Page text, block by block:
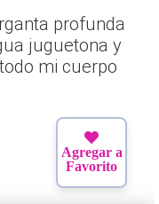
profunda
juguetona y
mi cuerpo
Agregar a
Favorito